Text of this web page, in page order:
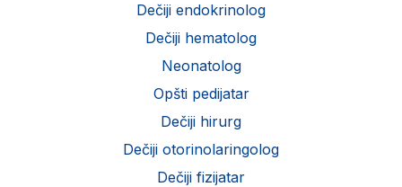
Dečiji endokrinolog
Dečiji hematolog
Neonatolog
Opšti pedijatar
Dečiji hirurg
Dečiji otorinolaringolog
Dečiji fizijatar